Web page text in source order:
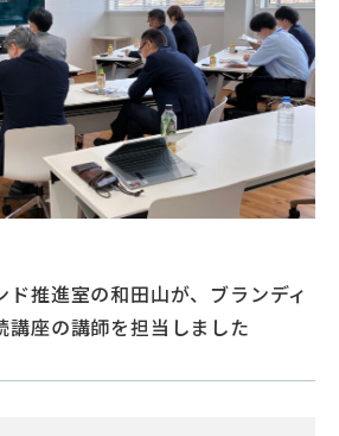
ド推進室の和田山が、ブランディ
講座の講師を担当しました